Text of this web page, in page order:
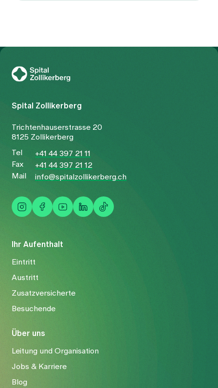
Ihr Aufenthalt
Eintritt
Austritt
Zusatzversicherte
Besuchende
Über uns
Leitung und Organisation
Jobs & Karriere
Blog
Spital Zollikerberg
Trichtenhauserstrasse 20
8125 Zollikerberg
Tel
+41 44 397 21 11
Fax
+41 44 397 21 12
Mail
info@spitalzollikerberg.ch